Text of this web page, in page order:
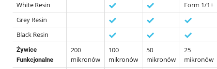
White Resin
Form 1/1+
Grey Resin
Black Resin
Żywice
Funkcjonalne
200
mikronów
100
mikronów
50
mikronów
25
mikronów